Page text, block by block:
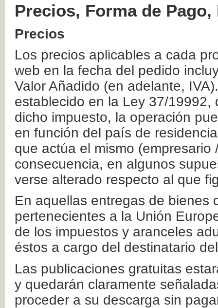
Precios, Forma de
Precios
Los precios aplicables a cada
web en la fecha del pedido
Valor Añadido (en adelante,
establecido en la Ley 37/
dicho impuesto, la operación
en función del país de
que actúa el mismo
consecuencia, en algunos
verse alterado respecto al que
En aquellas entregas de bienes
pertenecientes a la Unión
de los impuestos y aranceles
éstos a cargo del destinatario
Las publicaciones gratuitas
y quedarán claramente
proceder a su descarga sin